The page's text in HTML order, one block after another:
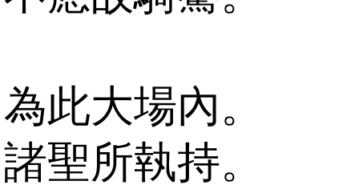
為此大場內。
諸聖所執持。